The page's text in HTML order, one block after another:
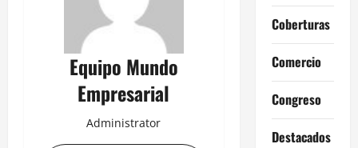
Equipo Mundo
Empresarial
Administrator
Coberturas
Comercio
Congreso
Destacados